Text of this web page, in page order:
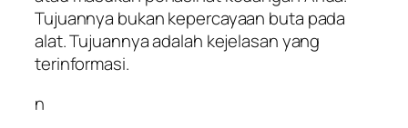
Tujuannya bukan kepercayaan buta pada
alat. Tujuannya adalah kejelasan yang
terinformasi.
n